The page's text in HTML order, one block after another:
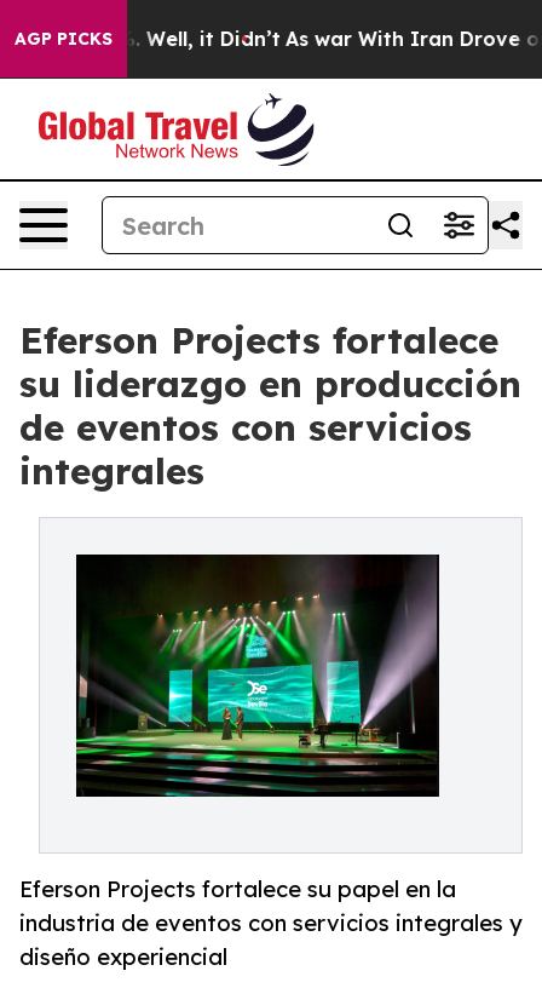
AGP PICKS
40%. Well, it Didn’t As war With Iran Drove oil
Eferson Projects fortalece
su liderazgo en producción
de eventos con servicios
integrales
Eferson Projects fortalece su papel en la
industria de eventos con servicios integrales y
diseño experiencial